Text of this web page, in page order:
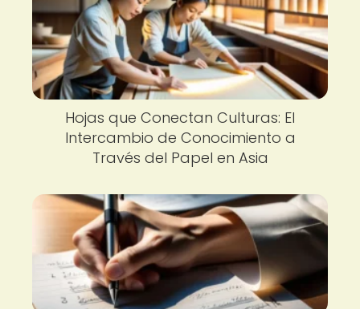
Hojas que Conectan Culturas: El
Intercambio de Conocimiento a
Través del Papel en Asia